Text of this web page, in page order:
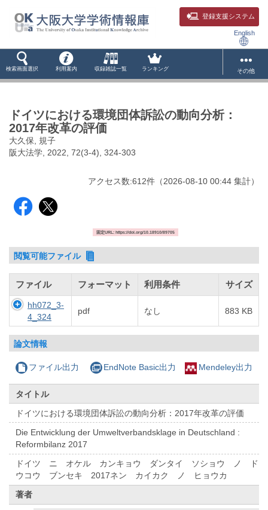
登録支援システム
English
検索画面選択 利用案内 収録雑誌一覧 ランキング その他
ドイツにおける環境団体訴訟の動向分析：
2017年改革の評価
大久保, 規子
阪大法学, 2022, 72(3-4), 324-303
アクセス数:612件 （2026-08-10 00:44 集計）
固定URL: https://doi.org/10.18910/89705
閲覧可能ファイル
ファイル フォーマット 利用条件 サイズ
hh072_3-
4_324
pdf なし 883 KB
論文情報
ファイル出力 EndNote Basic出力 Mendeley出力
タイトル
ドイツにおける環境団体訴訟の動向分析：2017年改革の評価
Die Entwicklung der Umweltverbandsklage in Deutschland :
Reformbilanz 2017
ドイツ ニ オケル カンキョウ ダンタイ ソショウ ノ ド
ウコウ ブンセキ 2017ネン カイカク ノ ヒョウカ
著者